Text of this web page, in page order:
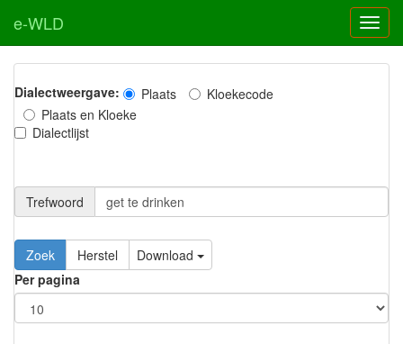
e-WLD
Dialectweergave: Plaats
Kloekecode
Plaats en Kloeke
Dialectlijst
Trefwoord
Download
Per pagina